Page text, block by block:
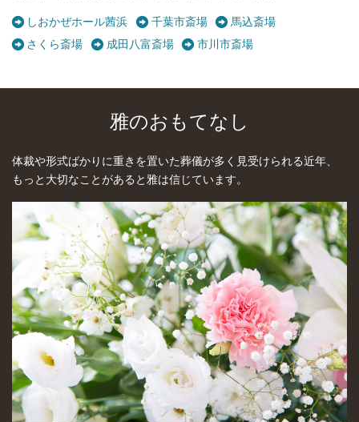
しおかぜホール茜浜 千葉市斎場
馬込斎場
さくら斎場
成田八富斎場 市川市斎場
雅のおもてなし
体裁や形式ばかりに重きを置いた葬儀が多く見受けられる近年、
もっと大切なことがあると雅は信じています。